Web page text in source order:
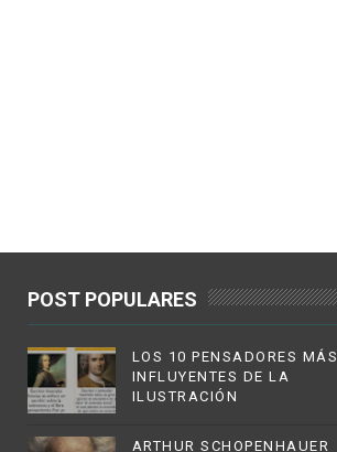
POST POPULARES
LOS 10 PENSADORES MÁS
INFLUYENTES DE LA
ILUSTRACIÓN
ARTHUR SCHOPENHAUER